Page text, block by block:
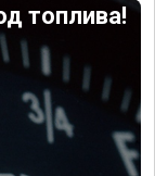
топлива!